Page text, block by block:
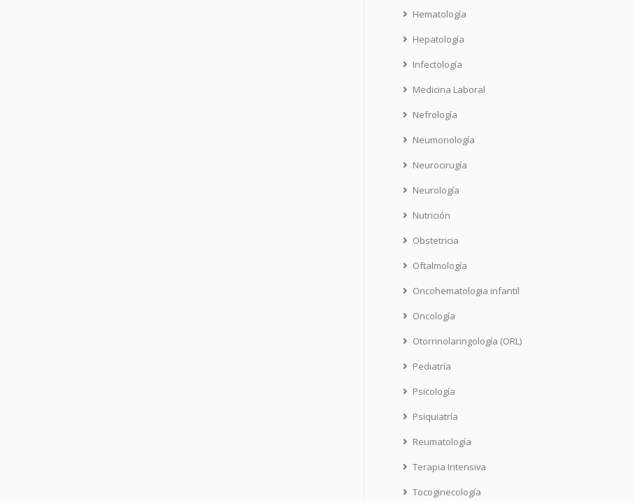
Hematología
Hepatología
Infectología
Medicina Laboral
Nefrología
Neumonología
Neurocirugía
Neurología
Nutrición
Obstetricia
Oftalmología
Oncohematologia infantil
Oncología
Otorrinolaringología (ORL)
Pediatría
Psicología
Psiquiatría
Reumatología
Terapia Intensiva
Tocoginecología